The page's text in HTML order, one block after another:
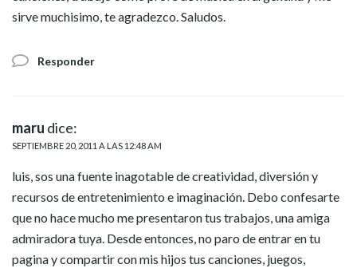
sirve muchisimo, te agradezco. Saludos.
Responder
maru dice:
SEPTIEMBRE 20, 2011 A LAS 12:48 AM
luis, sos una fuente inagotable de creatividad, diversión y
recursos de entretenimiento e imaginación. Debo confesarte
que no hace mucho me presentaron tus trabajos, una amiga
admiradora tuya. Desde entonces, no paro de entrar en tu
pagina y compartir con mis hijos tus canciones, juegos,